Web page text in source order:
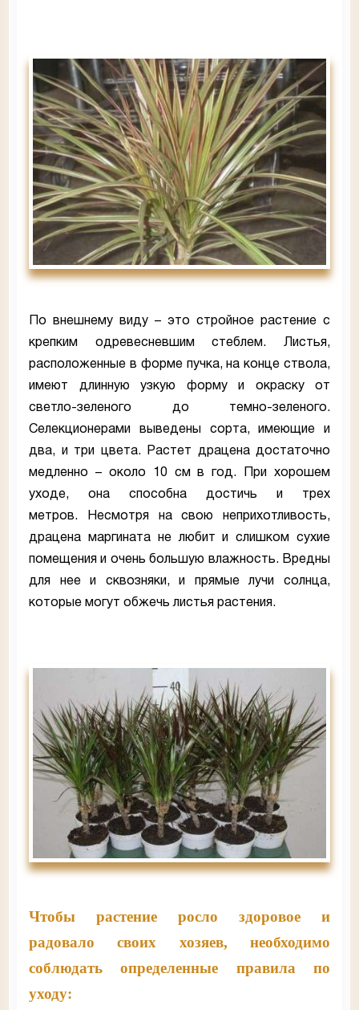
По внешнему виду – это стройное растение с
крепким одревесневшим стеблем. Листья,
расположенные в форме пучка, на конце ствола,
имеют длинную узкую форму и окраску от
светло-зеленого до темно-зеленого.
Селекционерами выведены сорта, имеющие и
два, и три цвета. Растет драцена достаточно
медленно – около 10 см в год. При хорошем
уходе, она способна достичь и трех
метров. Несмотря на свою неприхотливость,
драцена маргината не любит и слишком сухие
помещения и очень большую влажность. Вредны
для нее и сквозняки, и прямые лучи солнца,
которые могут обжечь листья растения.
Чтобы растение росло здоровое и
радовало своих хозяев, необходимо
соблюдать определенные правила по
уходу: